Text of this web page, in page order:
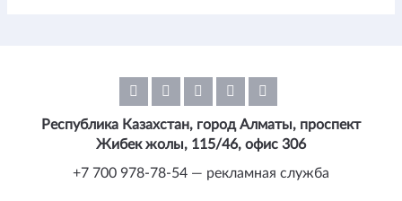
Республика Казахстан, город Алматы, проспект
Жибек жолы, 115/46, офис 306
+7 700 978-78-54 — рекламная служба